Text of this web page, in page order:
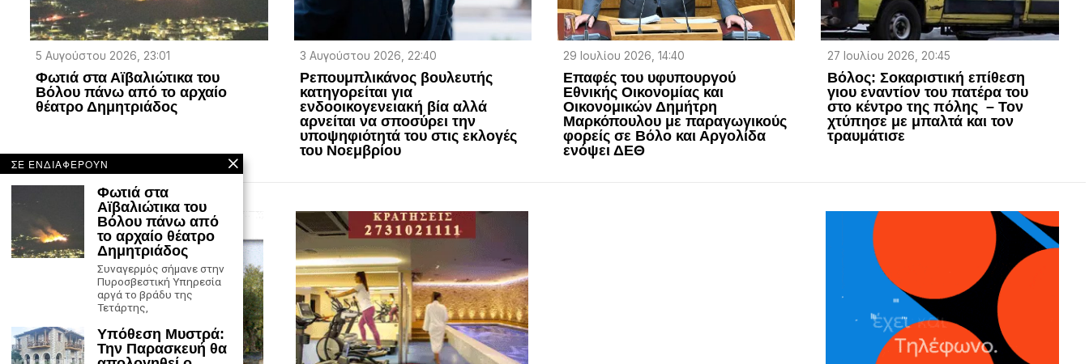
5 Αυγούστου 2026, 23:01
Φωτιά στα Αϊβαλιώτικα του
Βόλου πάνω από το αρχαίο
θέατρο Δημητριάδος
3 Αυγούστου 2026, 22:40
Ρεπουμπλικάνος βουλευτής
κατηγορείται για
ενδοοικογενειακή βία αλλά
αρνείται να σποσύρει την
υποψηφιότητά του στις εκλογές
του Νοεμβρίου
29 Ιουλίου 2026, 14:40
Επαφές του υφυπουργού
Εθνικής Οικονομίας και
Οικονομικών Δημήτρη
Μαρκόπουλου με παραγωγικούς
φορείς σε Βόλο και Αργολίδα
ενόψει ΔΕΘ
27 Ιουλίου 2026, 20:45
Βόλος: Σοκαριστική επίθεση
γιου εναντίον του πατέρα του
στο κέντρο της πόλης – Τον
χτύπησε με μπαλτά και τον
τραυμάτισε
ΣΕ ΕΝΔΙΑΦΕΡΟΥΝ
Φωτιά στα
Αϊβαλιώτικα του
Βόλου πάνω από
το αρχαίο θέατρο
Δημητριάδος
Συναγερμός σήμανε στην
Πυροσβεστική Υπηρεσία
αργά το βράδυ της
Τετάρτης,
Υπόθεση Μυστρά:
Την Παρασκευή θα